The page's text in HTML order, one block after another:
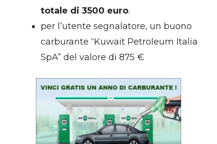
totale di 3500 euro.
per l’utente segnalatore, un buono
carburante “Kuwait Petroleum Italia
SpA” del valore di 875 €